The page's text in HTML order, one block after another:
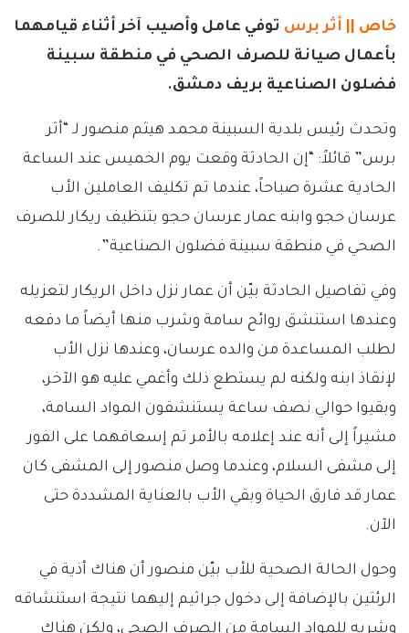
خاص || أثر برس توفي عامل وأصيب آخر أثناء قيامهما
بأعمال صيانة للصرف الصحي في منطقة سبينة
فضلون الصناعية بريف دمشق.
وتحدث رئيس بلدية السبينة محمد هيثم منصور لـ “أثر
برس” قائلاً: “إن الحادثة وقعت يوم الخميس عند الساعة
الحادية عشرة صباحاً، عندما تم تكليف العاملين الأب
عرسان حجو وابنه عمار عرسان حجو بتنظيف ريكار للصرف
الصحي في منطقة سبينة فضلون الصناعية”.
وفي تفاصيل الحادثة بيّن أن عمار نزل داخل الريكار لتعزيله
وعندها استنشق روائح سامة وشرب منها أيضاً ما دفعه
لطلب المساعدة من والده عرسان، وعندها نزل الأب
لإنقاذ ابنه ولكنه لم يستطع ذلك وأغمي عليه هو الآخر،
وبقيوا حوالي نصف ساعة يستنشقون المواد السامة،
مشيراً إلى أنه عند إعلامه بالأمر تم إسعافهما على الفور
إلى مشفى السلام، وعندما وصل منصور إلى المشفى كان
عمار قد فارق الحياة وبقي الأب بالعناية المشددة حتى
الآن.
وحول الحالة الصحية للأب بيّن منصور أن هناك أذية في
الرئتين بالإضافة إلى دخول جراثيم إليهما نتيجة استنشاقه
وشربه للمواد السامة من الصرف الصحي، ولكن هناك